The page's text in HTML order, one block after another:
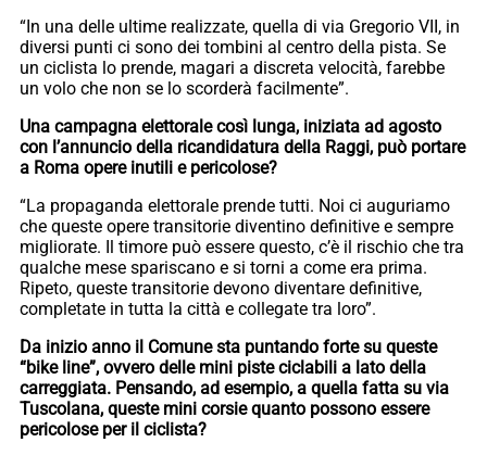
“In una delle ultime realizzate, quella di via Gregorio VII, in
diversi punti ci sono dei tombini al centro della pista. Se
un ciclista lo prende, magari a discreta velocità, farebbe
un volo che non se lo scorderà facilmente”.
Una campagna elettorale così lunga, iniziata ad agosto
con l’annuncio della ricandidatura della Raggi, può portare
a Roma opere inutili e pericolose?
“La propaganda elettorale prende tutti. Noi ci auguriamo
che queste opere transitorie diventino definitive e sempre
migliorate. Il timore può essere questo, c’è il rischio che tra
qualche mese spariscano e si torni a come era prima.
Ripeto, queste transitorie devono diventare definitive,
completate in tutta la città e collegate tra loro”.
Da inizio anno il Comune sta puntando forte su queste
“bike line”, ovvero delle mini piste ciclabili a lato della
carreggiata. Pensando, ad esempio, a quella fatta su via
Tuscolana, queste mini corsie quanto possono essere
pericolose per il ciclista?